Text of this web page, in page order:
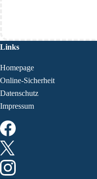
Links
Homepage
Online-Sicherheit
Datenschutz
Impressum